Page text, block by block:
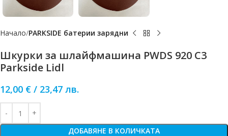
Начало PARKSIDE батерии зарядни
Шкурки за шлайфмашина PWDS 920 C3
Parkside Lidl
12,00 € / 23,47 лв.
ДОБАВЯНЕ В КОЛИЧКАТА